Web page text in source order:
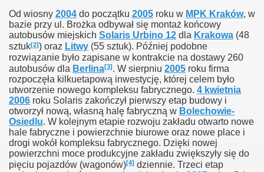
Od wiosny 2004 do początku 2005 roku w MPK Kraków, w
bazie przy ul. Brożka odbywał się montaż końcowy
autobusów miejskich Solaris Urbino 12 dla Krakowa (48
sztuk[2]) oraz Litwy (55 sztuk). Później podobne
rozwiązanie było zapisane w kontrakcie na dostawy 260
autobusów dla Berlina[3]. W sierpniu 2005 roku firma
rozpoczęła kilkuetapową inwestycję, której celem było
utworzenie nowego kompleksu fabrycznego. 4 kwietnia
2006 roku Solaris zakończył pierwszy etap budowy i
otworzył nową, własną halę fabryczną w Bolechowie-
Osiedlu. W kolejnym etapie rozwoju zakładu otwarto nowe
hale fabryczne i powierzchnie biurowe oraz nowe place i
drogi wokół kompleksu fabrycznego. Dzięki nowej
powierzchni moce produkcyjne zakładu zwiększyły się do
pięciu pojazdów (wagonów)[4] dziennie. Trzeci etap